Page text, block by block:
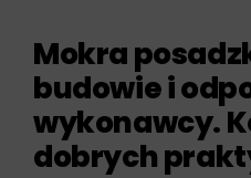
Mokra
budowie i
wykonawcy.
dobrych